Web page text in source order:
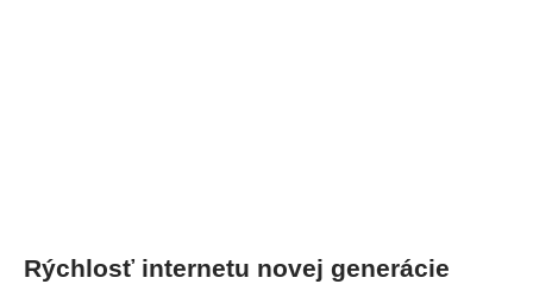
Rýchlosť internetu novej generácie